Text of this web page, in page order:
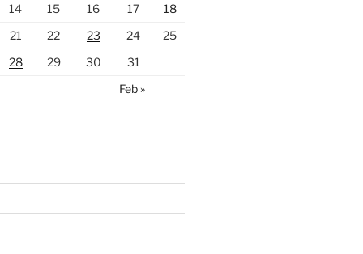
14 15 16 17
18
21 22 23 24
25
28 29 30
31
Feb »